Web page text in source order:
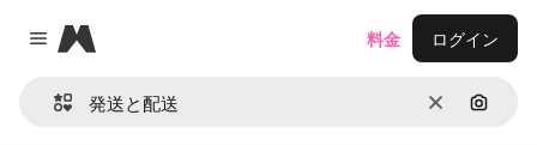
Close menu
Magnific
消去 画像で
料金 ログイン